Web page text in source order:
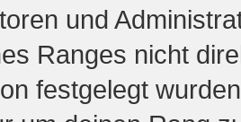
und
Ranges nicht
festgelegt